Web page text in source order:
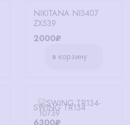
NIKITANA NI3407
ZX539
2000₽
в корзину
SWING TR134